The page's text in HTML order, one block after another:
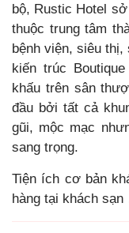
bộ, Rustic Hotel
thuộc trung tâm
bệnh viện, siêu
kiến trúc
khấu trên sân
đầu bởi tất cả
gũi, mộc mạc
sang trọng.
Tiện ích cơ bản
hàng tại khách